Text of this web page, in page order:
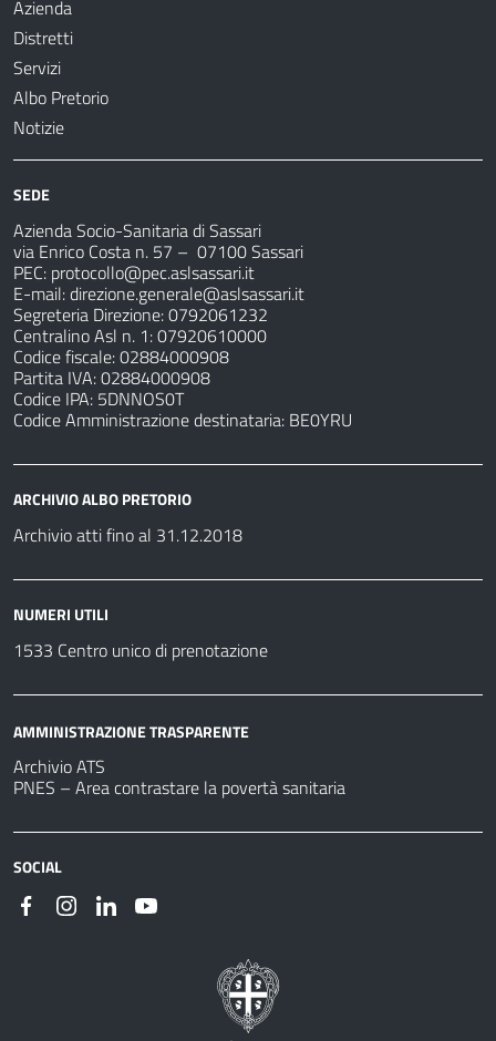
Azienda
Distretti
Servizi
Albo Pretorio
Notizie
SEDE
Azienda Socio-Sanitaria di Sassari
via Enrico Costa n. 57 – 07100 Sassari
PEC: protocollo@pec.aslsassari.it
E-mail:direzione.generale@aslsassari.it
Segreteria Direzione: 0792061232
Centralino Asl n. 1: 07920610000
Codice fiscale: 02884000908
Partita IVA: 02884000908
Codice IPA: 5DNNOS0T
Codice Amministrazione destinataria: BE0YRU
ARCHIVIO ALBO PRETORIO
Archivio atti fino al 31.12.2018
NUMERI UTILI
1533 Centro unico di prenotazione
AMMINISTRAZIONE TRASPARENTE
Archivio ATS
PNES – Area contrastare la povertà sanitaria
SOCIAL